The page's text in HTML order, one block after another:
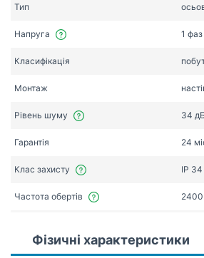
Тип
Напруга 1
Класифікація
Монтаж
Рівень шуму 34
Гарантія 24
Клас захисту IP 34
Частота обертів 2400
Фізичні характеристики